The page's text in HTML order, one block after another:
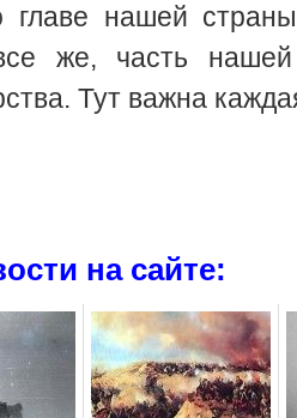
главе нашей
же, часть нашей
Тут важна
на сайте: